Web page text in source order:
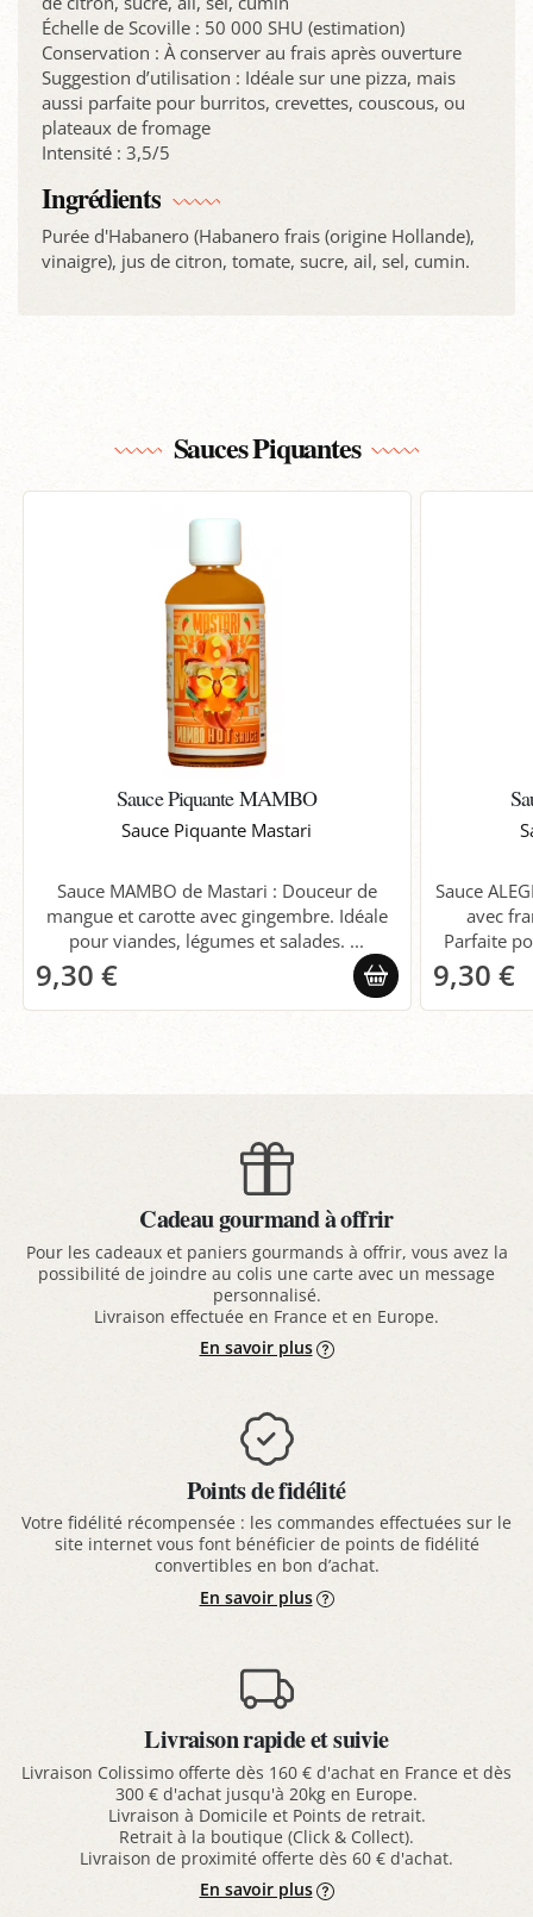
Échelle de Scoville : 50 000 SHU (estimation)
Conservation : À conserver au frais après ouverture
Suggestion d’utilisation : Idéale sur une pizza, mais
aussi parfaite pour burritos, crevettes, couscous, ou
plateaux de fromage
Intensité : 3,5/5
Ingrédients
Purée d'Habanero (Habanero frais (origine Hollande),
vinaigre), jus de citron, tomate, sucre, ail, sel, cumin.
Sauces Piquantes
Sauce Piquante MAMBO
Sauce Piquante Mastari
Sauce MAMBO de Mastari : Douceur de
mangue et carotte avec gingembre. Idéale
pour viandes, légumes et salades. ...
9,30 €
Sauce
avec
Parfaite
9,30 €
Cadeau gourmand à offrir
Pour les cadeaux et paniers gourmands à offrir, vous avez la
possibilité de joindre au colis une carte avec un message
personnalisé.
Livraison effectuée en France et en Europe.
En savoir plus
Points de fidélité
Votre fidélité récompensée : les commandes effectuées sur le
site internet vous font bénéficier de points de fidélité
convertibles en bon d’achat.
En savoir plus
Livraison rapide et suivie
Livraison Colissimo offerte dès 160 € d'achat en France et dès
300 € d'achat jusqu'à 20kg en Europe.
Livraison à Domicile et Points de retrait.
Retrait à la boutique (Click & Collect).
Livraison de proximité offerte dès 60 € d'achat.
En savoir plus